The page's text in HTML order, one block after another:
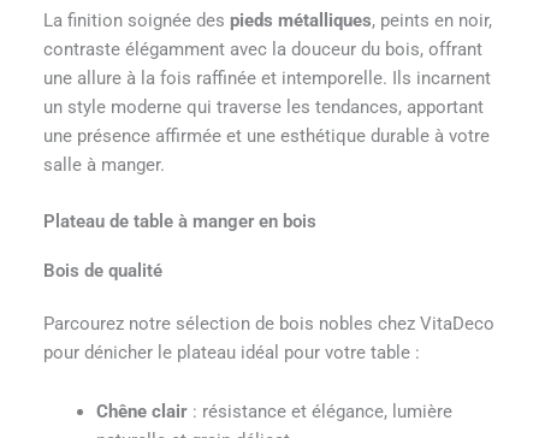
La finition soignée des pieds métalliques, peints en noir,
contraste élégamment avec la douceur du bois, offrant
une allure à la fois raffinée et intemporelle. Ils incarnent
un style moderne qui traverse les tendances, apportant
une présence affirmée et une esthétique durable à votre
salle à manger.
Plateau de table à manger en bois
Bois de qualité
Parcourez notre sélection de bois nobles chez VitaDeco
pour dénicher le plateau idéal pour votre table :
Chêne clair: résistance et élégance, lumière